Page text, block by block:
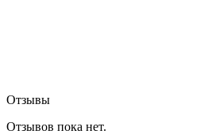
Отзывы
Отзывов пока нет.